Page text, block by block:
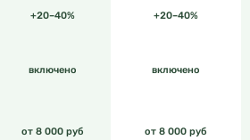
+20–40% +20–40%
включено включено
от 8 000 руб от 8 000 руб